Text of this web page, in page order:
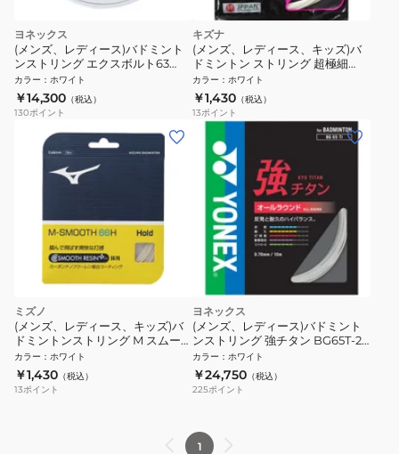
ヨネックス
(メンズ、レディース)バドミント
ンストリング エクスボルト63
100m BGXB63-1-011
カラー ： ホワイト
￥14,300 （税込）
130ポイント
キズナ
(メンズ、レディース、キッズ)バ
ドミントン ストリング 超極細
Z58 プレミアム WHT
カラー ： ホワイト
￥1,430 （税込）
13ポイント
ミズノ
(メンズ、レディース、キッズ)バ
ドミントンストリング M スムース
66H 73JGA31001
カラー ： ホワイト
￥1,430 （税込）
13ポイント
ヨネックス
(メンズ、レディース)バドミント
ンストリング 強チタン BG65T-2-
011
カラー ： ホワイト
￥24,750 （税込）
225ポイント
1